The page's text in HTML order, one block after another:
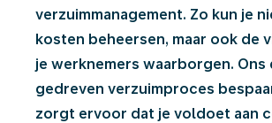
verzuimmanagement. Zo kun je
kosten beheersen, maar ook de
je werknemers waarborgen. Ons
gedreven verzuimproces
zorgt ervoor dat je voldoet aan